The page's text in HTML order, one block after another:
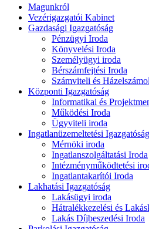
Magunkról
Vezérigazgatói Kabinet
Gazdasági Igazgatóság
Pénzügyi Iroda
Könyvelési Iroda
Személyügyi iroda
Bérszámfejtési Iroda
Számviteli és
Központi Igazgatóság
Informatikai és
Működési Iroda
Ügyviteli iroda
Ingatlanüzemeltetési Igazgatóság
Mérnöki iroda
Ingatlanszolgáltatási Iroda
Intézményműködtetési
Ingatlantakarítói Iroda
Lakhatási Igazgatóság
Lakásügyi iroda
Hátralékkezelési és
Lakás Díjbeszedési Iroda